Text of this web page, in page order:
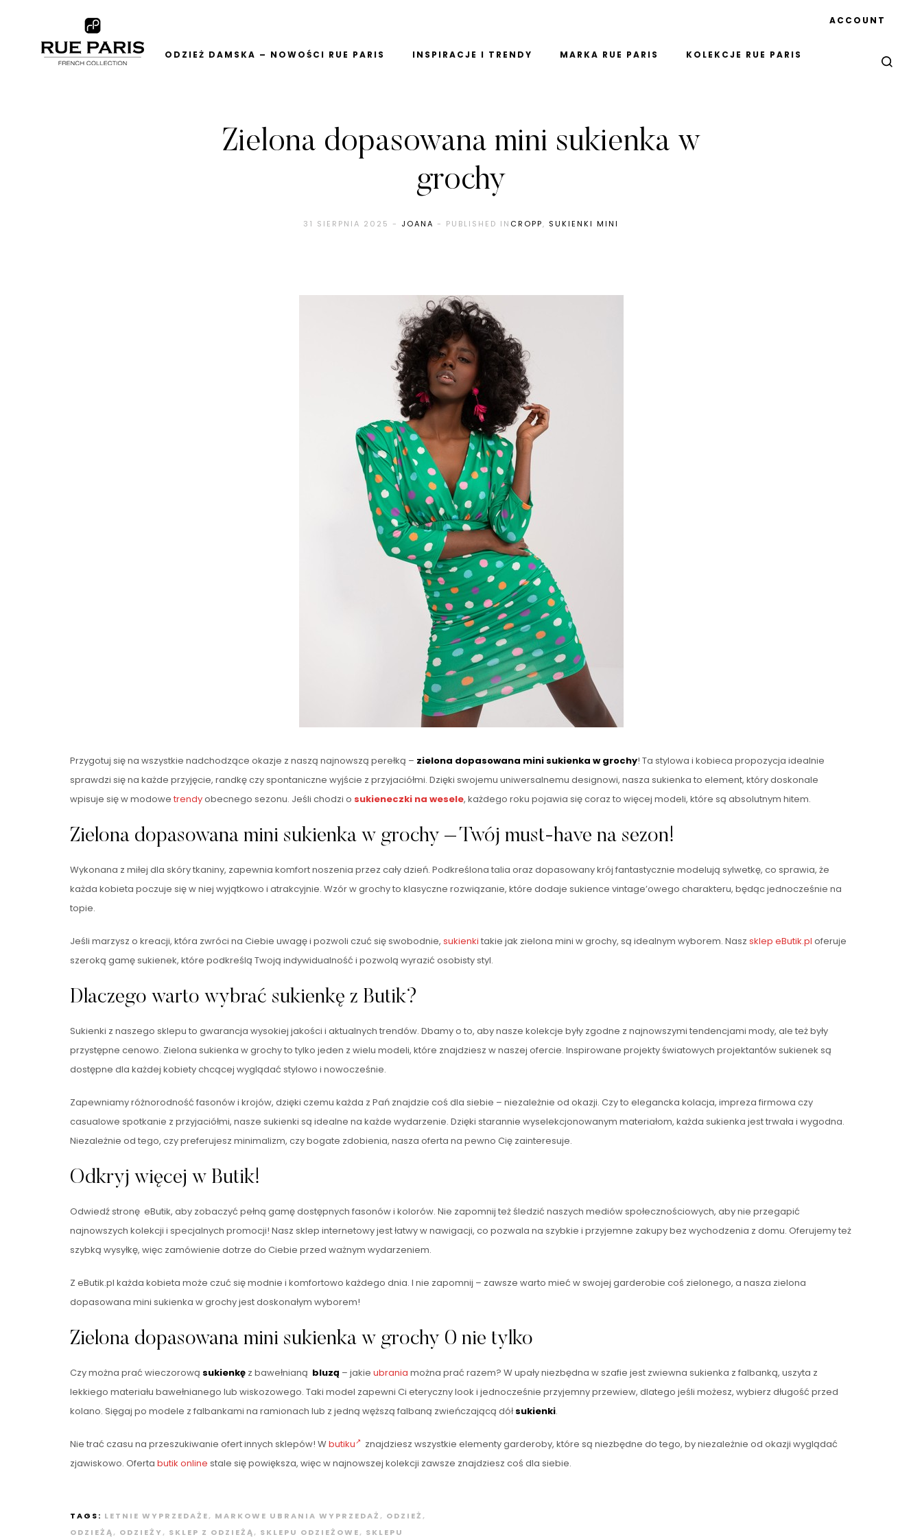
ODZIEŻ DAMSKA – NOWOŚCI RUE PARIS INSPIRACJE I TRENDY MARKA RUE PARIS KOLEKCJE RUE PARIS
ACCOUNT
Zielona dopasowana mini sukienka w
grochy
31 SIERPNIA 2025 - JOANA - PUBLISHED IN CROPP, SUKIENKI MINI
Przygotuj się na wszystkie nadchodzące okazje z naszą najnowszą perełką – zielona dopasowana mini sukienka w grochy! Ta stylowa i kobieca propozycja idealnie
sprawdzi się na każde przyjęcie, randkę czy spontaniczne wyjście z przyjaciółmi. Dzięki swojemu uniwersalnemu designowi, nasza sukienka to element, który doskonale
wpisuje się w modowe trendyobecnego sezonu. Jeśli chodzi o sukieneczki na wesele, każdego roku pojawia się coraz to więcej modeli, które są absolutnym hitem.
Zielona dopasowana mini sukienka w grochy – Twój must-have na sezon!
Wykonana z miłej dla skóry tkaniny, zapewnia komfort noszenia przez cały dzień. Podkreślona talia oraz dopasowany krój fantastycznie modelują sylwetkę, co sprawia, że
każda kobieta poczuje się w niej wyjątkowo i atrakcyjnie. Wzór w grochy to klasyczne rozwiązanie, które dodaje sukience vintage’owego charakteru, będąc jednocześnie na
topie.
Jeśli marzysz o kreacji, która zwróci na Ciebie uwagę i pozwoli czuć się swobodnie, sukienki takie jak zielona mini w grochy, są idealnym wyborem. Nasz sklep eButik.pl oferuje
szeroką gamę sukienek, które podkreślą Twoją indywidualność i pozwolą wyrazić osobisty styl.
Dlaczego warto wybrać sukienkę z Butik?
Sukienki z naszego sklepu to gwarancja wysokiej jakości i aktualnych trendów. Dbamy o to, aby nasze kolekcje były zgodne z najnowszymi tendencjami mody, ale też były
przystępne cenowo. Zielona sukienka w grochy to tylko jeden z wielu modeli, które znajdziesz w naszej ofercie. Inspirowane projekty światowych projektantów sukienek są
dostępne dla każdej kobiety chcącej wyglądać stylowo i nowocześnie.
Zapewniamy różnorodność fasonów i krojów, dzięki czemu każda z Pań znajdzie coś dla siebie – niezależnie od okazji. Czy to elegancka kolacja, impreza firmowa czy
casualowe spotkanie z przyjaciółmi, nasze sukienki są idealne na każde wydarzenie. Dzięki starannie wyselekcjonowanym materiałom, każda sukienka jest trwała i wygodna.
Niezależnie od tego, czy preferujesz minimalizm, czy bogate zdobienia, nasza oferta na pewno Cię zainteresuje.
Odkryj więcej w Butik!
Odwiedź stronę eButik, aby zobaczyć pełną gamę dostępnych fasonów i kolorów. Nie zapomnij też śledzić naszych mediów społecznościowych, aby nie przegapić
najnowszych kolekcji i specjalnych promocji! Nasz sklep internetowy jest łatwy w nawigacji, co pozwala na szybkie i przyjemne zakupy bez wychodzenia z domu. Oferujemy też
szybką wysyłkę, więc zamówienie dotrze do Ciebie przed ważnym wydarzeniem.
Z eButik.pl każda kobieta może czuć się modnie i komfortowo każdego dnia. I nie zapomnij – zawsze warto mieć w swojej garderobie coś zielonego, a nasza zielona
dopasowana mini sukienka w grochy jest doskonałym wyborem!
Zielona dopasowana mini sukienka w grochy 0 nie tylko
Czy można prać wieczorową sukienkę z bawełnianą bluzą – jakie ubrania można prać razem? W upały niezbędna w szafie jest zwiewna sukienka z falbanką, uszyta z
lekkiego materiału bawełnianego lub wiskozowego. Taki model zapewni Ci eteryczny look i jednocześnie przyjemny przewiew, dlatego jeśli możesz, wybierz długość przed
kolano. Sięgaj po modele z falbankami na ramionach lub z jedną węższą falbaną zwieńczającą dół sukienki.
Nie trać czasu na przeszukiwanie ofert innych sklepów! Wbutiku
znajdziesz wszystkie elementy garderoby, które są niezbędne do tego, by niezależnie od okazji wyglądać
zjawiskowo. Oferta butik online stale się powiększa, więc w najnowszej kolekcji zawsze znajdziesz coś dla siebie.
TAGS: LETNIE WYPRZEDAŻE, MARKOWE UBRANIA WYPRZEDAŻ , ODZIEŻ ,
ODZIEŻĄ, ODZIEŻY , SKLEP Z ODZIEŻĄ, SKLEPU ODZIEŻOWE, SKLEPU